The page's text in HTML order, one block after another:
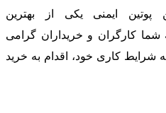
پوتین ایمنی یکی از بهترین
شما کارگران و خریداران گرامی
شرایط کاری خود، اقدام به خرید